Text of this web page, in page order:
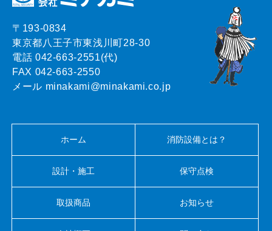
〒193-0834
東京都八王子市東浅川町28-30
電話 042-663-2551(代)
FAX 042-663-2550
メール minakami@minakami.co.jp
ホーム 消防設備とは？
設計・施工 保守点検
取扱商品 お知らせ